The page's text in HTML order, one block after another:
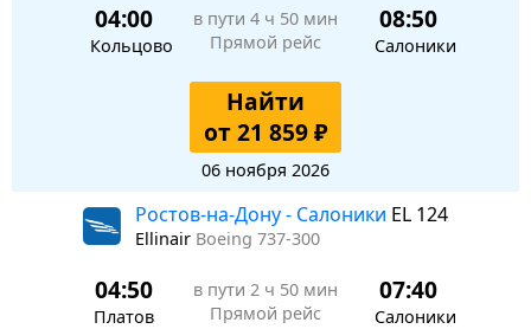
04:00
Кольцово
в пути 4 ч 50 мин
Прямой рейс
08:50
Салоники
Найти
от 21 859 ₽
06 ноября 2026
Ростов-на-Дону - Салоники EL 124
Ellinair Boeing 737-300
04:50
Платов
в пути 2 ч 50 мин
Прямой рейс
07:40
Салоники